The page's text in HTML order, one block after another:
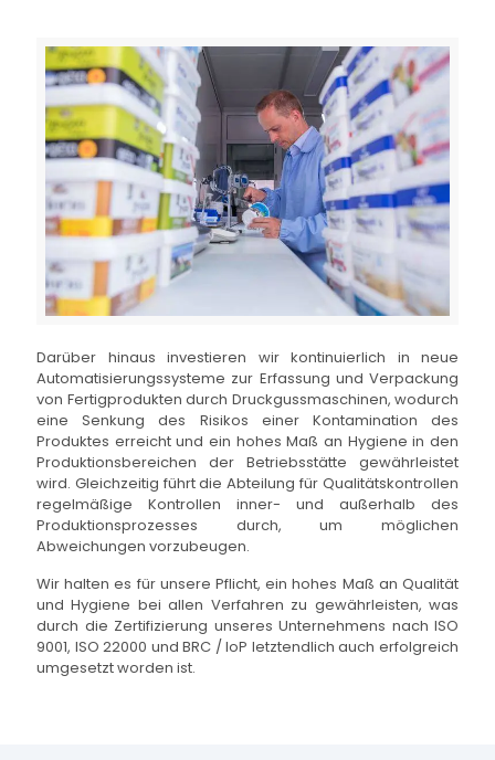
Darüber hinaus investieren wir kontinuierlich in neue
Automatisierungssysteme zur Erfassung und Verpackung
von Fertigprodukten durch Druckgussmaschinen, wodurch
eine Senkung des Risikos einer Kontamination des
Produktes erreicht und ein hohes Maß an Hygiene in den
Produktionsbereichen der Betriebsstätte gewährleistet
wird. Gleichzeitig führt die Abteilung für Qualitätskontrollen
regelmäßige Kontrollen inner- und außerhalb des
Produktionsprozesses durch, um möglichen
Abweichungen vorzubeugen.
Wir halten es für unsere Pflicht, ein hohes Maß an Qualität
und Hygiene bei allen Verfahren zu gewährleisten, was
durch die Zertifizierung unseres Unternehmens nach ISO
9001, ISO 22000 und BRC / IoP letztendlich auch erfolgreich
umgesetzt worden ist.